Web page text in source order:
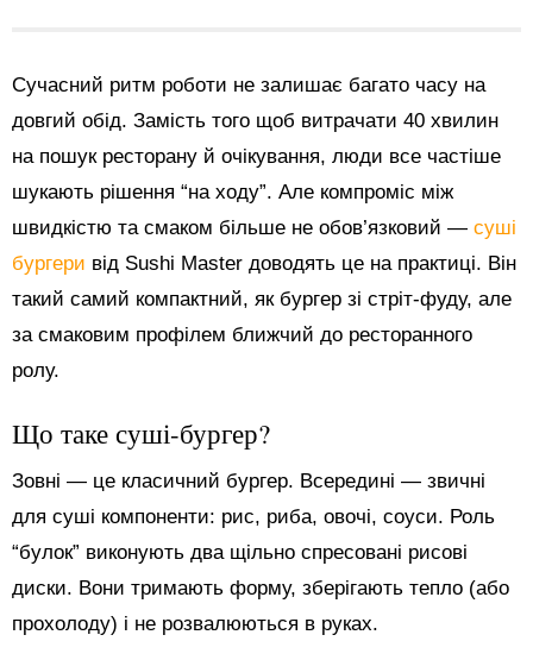
Сучасний ритм роботи не залишає багато часу на
довгий обід. Замість того щоб витрачати 40 хвилин
на пошук ресторану й очікування, люди все частіше
шукають рішення “на ходу”. Але компроміс між
швидкістю та смаком більше не обов’язковий — суші
бургери від Sushi Master доводять це на практиці. Він
такий самий компактний, як бургер зі стріт-фуду, але
за смаковим профілем ближчий до ресторанного
ролу.
Що таке суші-бургер?
Зовні — це класичний бургер. Всередині — звичні
для суші компоненти: рис, риба, овочі, соуси. Роль
“булок” виконують два щільно спресовані рисові
диски. Вони тримають форму, зберігають тепло (або
прохолоду) і не розвалюються в руках.